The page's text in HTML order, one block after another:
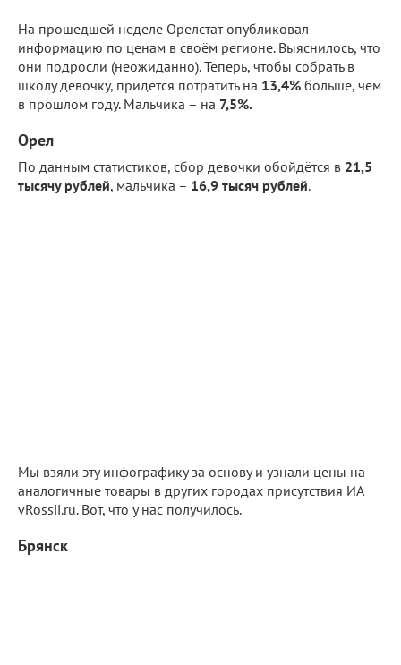
На прошедшей неделе Орелстат опубликовал
информацию по ценам в своём регионе. Выяснилось, что
они подросли (неожиданно). Теперь, чтобы собрать в
школу девочку, придется потратить на 13,4% больше, чем
в прошлом году. Мальчика – на 7,5%.
Орел
По данным статистиков, сбор девочки обойдётся в 21,5
тысячу рублей, мальчика – 16,9 тысяч рублей.
Мы взяли эту инфографику за основу и узнали цены на
аналогичные товары в других городах присутствия ИА
vRossii.ru. Вот, что у нас получилось.
Брянск